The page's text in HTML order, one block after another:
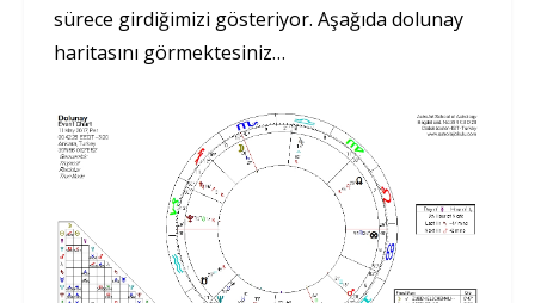
sürece girdiğimizi gösteriyor. Aşağıda dolunay
haritasını görmektesiniz…